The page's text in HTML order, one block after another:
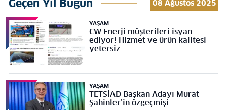
Geçen Yıl Bugün 08 Ağustos 2025
YAŞAM
CW Enerji müşterileri isyan
ediyor! Hizmet ve ürün kalitesi
yetersiz
YAŞAM
TETSİAD Başkan Adayı Murat
Şahinler’in özgeçmişi